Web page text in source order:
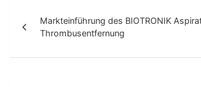
Markteinführung des BIOTRONIK
Thrombusentfernung